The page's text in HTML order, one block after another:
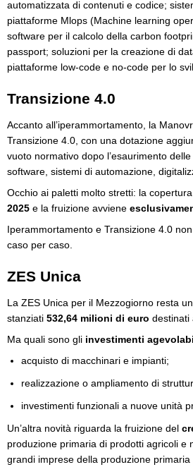
automatizzata di contenuti e codice;
piattaforme Mlops (Machine learning
software per il calcolo della carbon
passport; soluzioni per la creazione di
piattaforme low-code e no-code per lo
Transizione 4.0
Accanto all’iperammortamento, la
Transizione 4.0, con una dotazione
vuoto normativo dopo l’esaurimento
software, sistemi di automazione,
Occhio ai paletti molto stretti: la
2025 e la fruizione avviene
Iperammortamento e Transizione 4.0
caso per caso.
ZES Unica
La ZES Unica per il Mezzogiorno resta
stanziati 532,64 milioni di euro destinati
Ma quali sono gli investimenti
acquisto di macchinari e impianti;
realizzazione o ampliamento di
investimenti funzionali a nuove unità
Un’altra novità riguarda la fruizione del
produzione primaria di prodotti agricoli e
grandi imprese della produzione